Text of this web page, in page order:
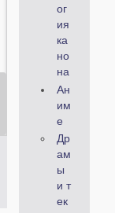
ог
ия
ка
но
на
Ан
им
е
Др
ам
ы
и т
ек